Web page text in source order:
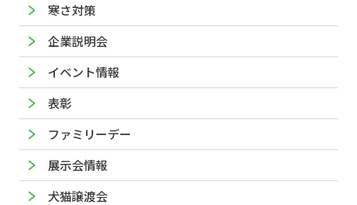
寒さ対策
企業説明会
イベント情報
表彰
ファミリーデー
展示会情報
犬猫譲渡会